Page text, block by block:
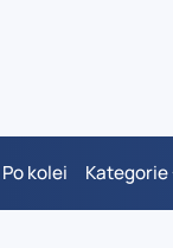
Po kolei Kategorie